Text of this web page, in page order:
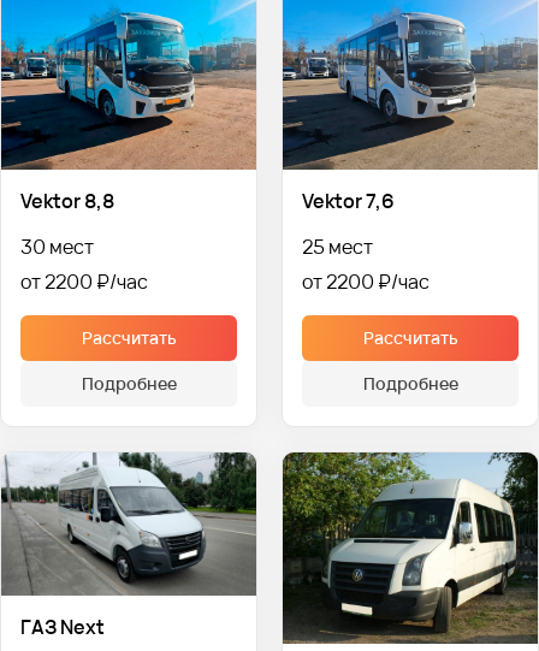
Vektor 8,8
30 мест
от 2200 ₽
Рассчитать
Подробнее
Vektor 7,6
25 мест
от 2200 ₽
Рассчитать
Подробнее
ГАЗ Next